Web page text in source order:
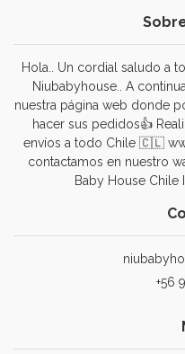
Hola.. Un cordial saludo a
Niubabyhouse.. A
nuestra página web donde
hacer sus pedidos👍
envíos a todo Chile 🇨🇱
contactamos en nuestro
Baby House Chile
+56